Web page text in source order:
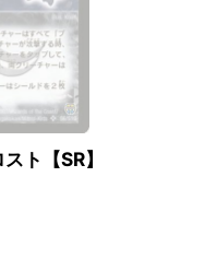
ト【SR】